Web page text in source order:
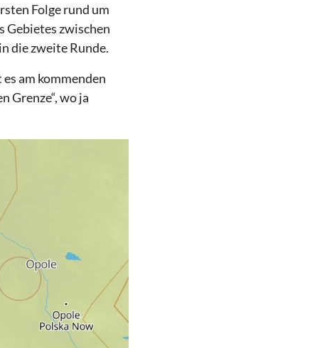
Folge rund um
Gebietes zwischen
die zweite Runde.
am kommenden
Grenze“, wo ja